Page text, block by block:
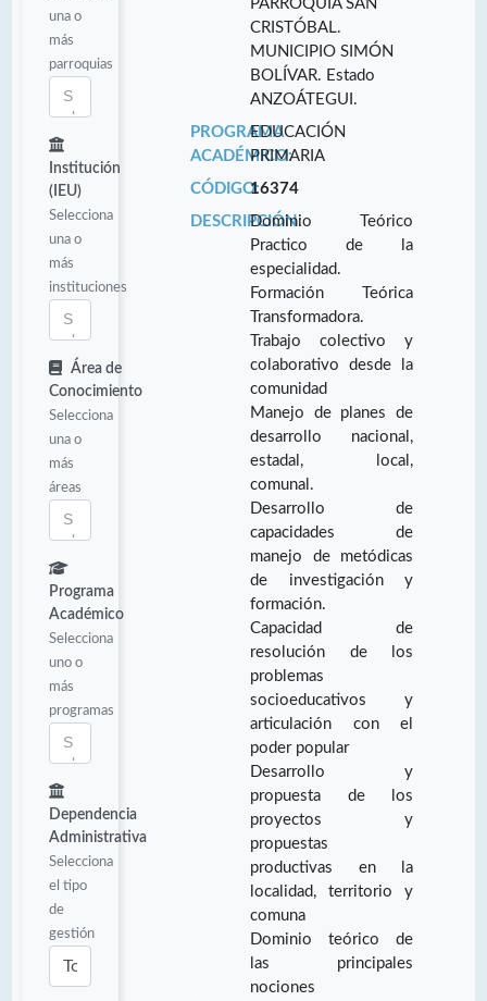
una o
más
parroquias
Institución
(IEU)
Selecciona
una o
más
instituciones
Área de
Conocimiento
Selecciona
una o
más
áreas
Programa
Académico
Selecciona
uno o
más
programas
Dependencia
Administrativa
Selecciona
el tipo
de
gestión
PARROQUIA SAN
CRISTÓBAL.
MUNICIPIO SIMÓN
BOLÍVAR. Estado
ANZOÁTEGUI.
PROGRAMA
ACADÉMICO:
EDUCACIÓN
PRIMARIA
CÓDIGO:16374
DESCRIPCIÓN:Dominio Teórico
Practico de la
especialidad.
Formación Teórica
Transformadora.
Trabajo colectivo y
colaborativo desde la
comunidad
Manejo de planes de
desarrollo nacional,
estadal, local,
comunal.
Desarrollo de
capacidades de
manejo de metódicas
de investigación y
formación.
Capacidad de
resolución de los
problemas
socioeducativos y
articulación con el
poder popular
Desarrollo y
propuesta de los
proyectos y
propuestas
productivas en la
localidad, territorio y
comuna
Dominio teórico de
las principales
nociones